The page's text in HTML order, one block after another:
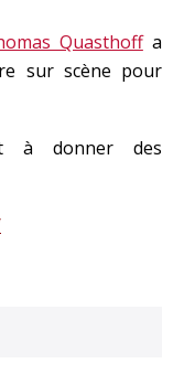
Quasthoffa
sur scène pour
à donner des